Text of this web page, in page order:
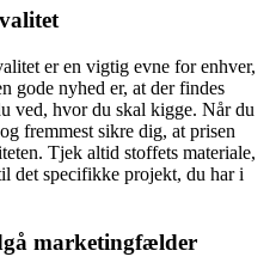
er en vigtig evne for enhver,
gode nyhed er, at der findes
ved, hvor du skal kigge. Når du
fremmest sikre dig, at prisen
Tjek altid stoffets materiale,
det specifikke projekt, du har i
marketingfælder